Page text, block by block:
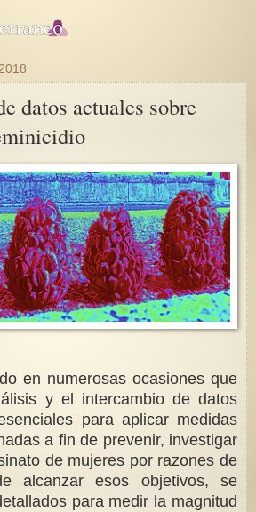
datos actuales sobre
en numerosas ocasiones que
y el intercambio de datos
para aplicar medidas
a fin de prevenir, investigar
de mujeres por razones de
alcanzar esos objetivos, se
para medir la magnitud